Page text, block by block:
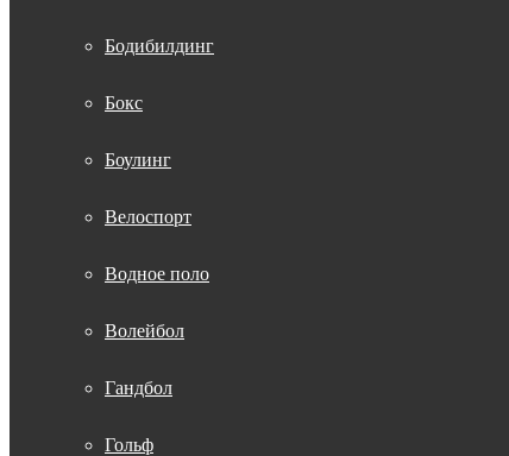
Бодибилдинг
Бокс
Боулинг
Велоспорт
Водное поло
Волейбол
Гандбол
Гольф